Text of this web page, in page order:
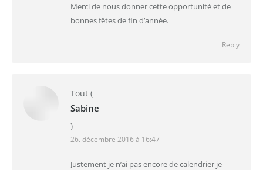
Merci de nous donner cette opportunité et de
bonnes fêtes de fin d’année.
Reply
Tout (
Sabine
)
26. décembre 2016 à 16:47
Justement je n’ai pas encore de calendrier je